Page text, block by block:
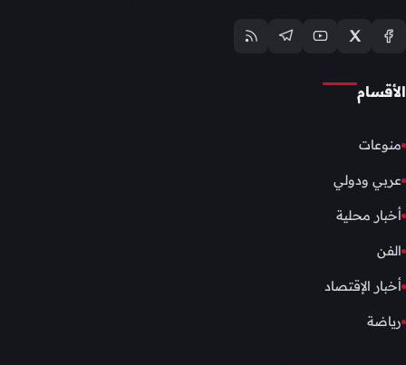
الأقسام
منوعات
عربي ودولي
أخبار محلية
الفن
أخبار الإقتصاد
رياضة